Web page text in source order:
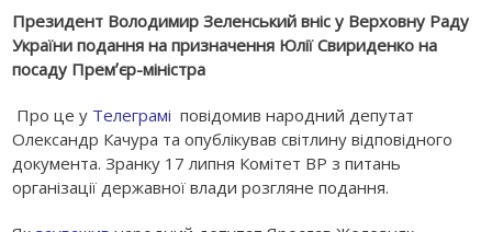
Президент Володимир Зеленський вніс у Верховну Раду
України подання на призначення Юлії Свириденко на
посаду Премʼєр-міністра
Про це у Телеграмі повідомив народний депутат
Олександр Качура та опублікував світлину відповідного
документа. Зранку 17 липня Комітет ВР з питань
організації державної влади розгляне подання.